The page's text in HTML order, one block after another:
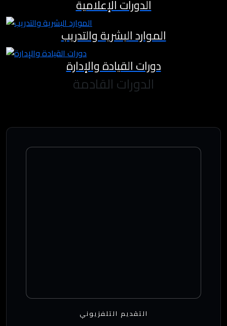
الدورات الإعلامية
الموارد البشرية والتدريب
دورات القيادة والإدارة
الدورات القادمة
التقديم التلفزيوني